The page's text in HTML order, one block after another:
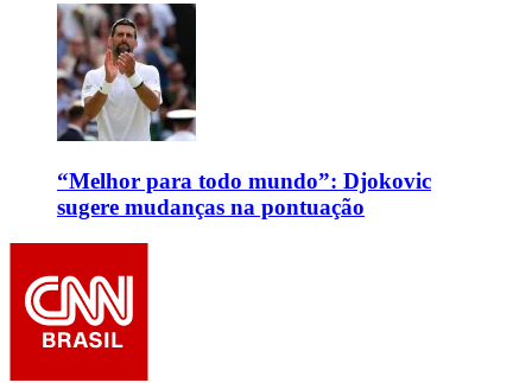
“Melhor para todo mundo”: Djokovic
sugere mudanças na pontuação